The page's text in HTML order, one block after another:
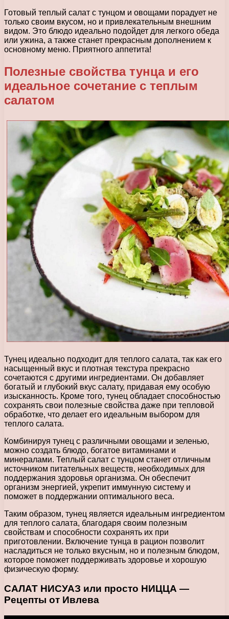
Готовый теплый салат с тунцом и овощами порадует не
только своим вкусом, но и привлекательным внешним
видом. Это блюдо идеально подойдет для легкого обеда
или ужина, а также станет прекрасным дополнением к
основному меню. Приятного аппетита!
Полезные свойства тунца и его
идеальное сочетание с теплым
салатом
Тунец идеально подходит для теплого салата, так как его
насыщенный вкус и плотная текстура прекрасно
сочетаются с другими ингредиентами. Он добавляет
богатый и глубокий вкус салату, придавая ему особую
изысканность. Кроме того, тунец обладает способностью
сохранять свои полезные свойства даже при тепловой
обработке, что делает его идеальным выбором для
теплого салата.
Комбинируя тунец с различными овощами и зеленью,
можно создать блюдо, богатое витаминами и
минералами. Теплый салат с тунцом станет отличным
источником питательных веществ, необходимых для
поддержания здоровья организма. Он обеспечит
организм энергией, укрепит иммунную систему и
поможет в поддержании оптимального веса.
Таким образом, тунец является идеальным ингредиентом
для теплого салата, благодаря своим полезным
свойствам и способности сохранять их при
приготовлении. Включение тунца в рацион позволит
насладиться не только вкусным, но и полезным блюдом,
которое поможет поддерживать здоровье и хорошую
физическую форму.
САЛАТ НИСУАЗ или просто НИЦЦА —
Рецепты от Ивлева